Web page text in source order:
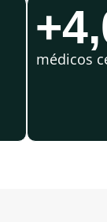
médicos